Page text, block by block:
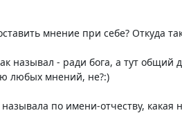
мнение при себе? Откуда
называл - ради бога, а тут
любых мнений, не?:)
по имени-отчеству,